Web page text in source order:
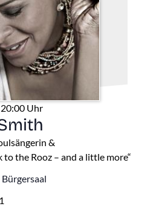
Uhr
&
the Rooz – and a little more“
Bürgersaal